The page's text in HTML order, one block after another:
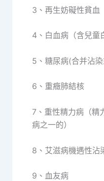
3、再生妨礙性貧血
4、白血病（含兒童
5、糖尿病(合并沾
6、重癥肺結核
7、重性精力病（精
病之一的）
8、艾滋病機遇性沾
9、血友病